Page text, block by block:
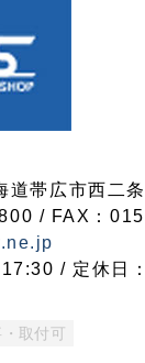
帯広市西二
/ FAX：
/ 定休日
・取付可